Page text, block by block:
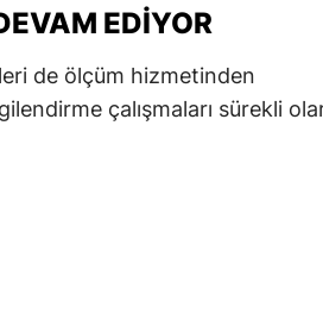
EDIYOR
de ölçüm hizmetinden
çalışmaları sürekli